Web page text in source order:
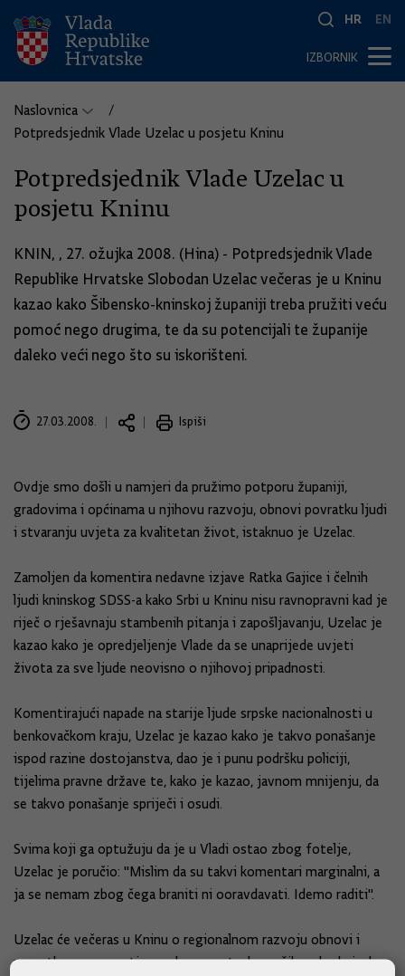
HR EN
IZBORNIK
Naslovnica
Potpredsjednik Vlade Uzelac u posjetu Kninu
Potpredsjednik Vlade Uzelac u
posjetu Kninu
KNIN, , 27. ožujka 2008. (Hina) - Potpredsjednik Vlade
Republike Hrvatske Slobodan Uzelac večeras je u Kninu
kazao kako Šibensko-kninskoj županiji treba pružiti veću
pomoć nego drugima, te da su potencijali te županije
daleko veći nego što su iskorišteni.
27.03.2008. Ispiši
Ovdje smo došli u namjeri da pružimo potporu županiji,
gradovima i općinama u njihovu razvoju, obnovi povratku ljudi
i stvaranju uvjeta za kvalitetan život, istaknuo je Uzelac.
Zamoljen da komentira nedavne izjave Ratka Gajice i čelnih
ljudi kninskog SDSS-a kako Srbi u Kninu nisu ravnopravni kad je
riječ o rješavnaju stambenih pitanja i zapošljavanju, Uzelac je
kazao kako je opredjeljenje Vlade da se unaprijede uvjeti
života za sve ljude neovisno o njihovoj pripadnosti.
Komentirajući napade na starije ljude srpske nacionalnosti u
benkovačkom kraju, Uzelac je kazao kako je takvo ponašanje
ispod razine dostojanstva, dao je i punu podršku policiji,
tijelima pravne države te, kako je kazao, javnom mnijenju, da
se takvo ponašanje spriječi i osudi.
Svima koji ga optužuju da je u Vladi ostao zbog fotelje,
Uzelac je poručio: "Mislim da su takvi komentari marginalni, a
ja se nemam zbog čega braniti ni ooravdavati. Idemo raditi".
Uzelac će večeras u Kninu o regionalnom razvoju obnovi i
povratku razgovarati na radnom sastanku sa šibensko-kninskm